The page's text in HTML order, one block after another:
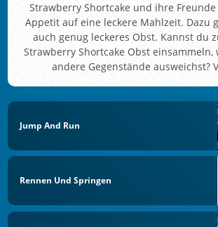
Strawberry Shortcake und ihre
Appetit auf eine leckere Mahlzeit. Dazu
auch genug leckeres Obst. Kannst du
Strawberry Shortcake Obst
andere Gegenstände ausweichst?
Jump And Run
Rennen Und Springen